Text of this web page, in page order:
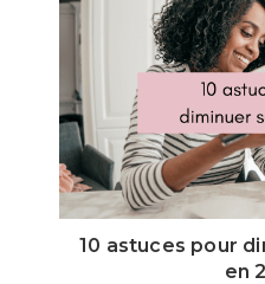
10 astuces pour
en